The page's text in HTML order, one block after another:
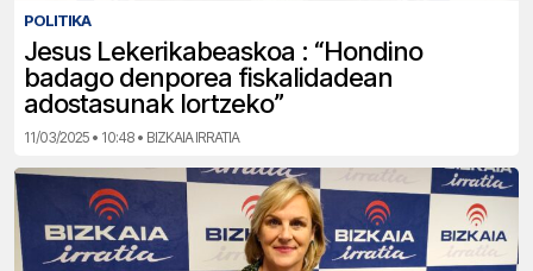
POLITIKA
Jesus Lekerikabeaskoa : “Hondino
badago denporea fiskalidadean
adostasunak lortzeko”
11/03/2025 • 10:48 • BIZKAIA IRRATIA